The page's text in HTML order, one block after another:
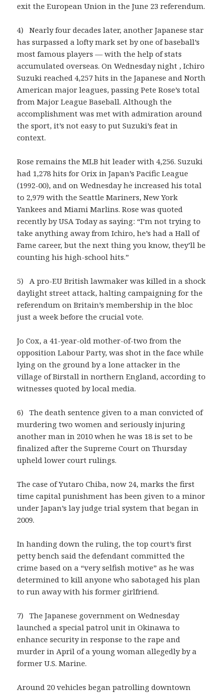
exit the European Union in the June 23 referendum.
4) Nearly four decades later, another Japanese star
has surpassed a lofty mark set by one of baseball’s
most famous players — with the help of stats
accumulated overseas. On Wednesday night , Ichiro
Suzuki reached 4,257 hits in the Japanese and North
American major leagues, passing Pete Rose’s total
from Major League Baseball. Although the
accomplishment was met with admiration around
the sport, it’s not easy to put Suzuki’s feat in
context.
Rose remains the MLB hit leader with 4,256. Suzuki
had 1,278 hits for Orix in Japan’s Pacific League
(1992-00), and on Wednesday he increased his total
to 2,979 with the Seattle Mariners, New York
Yankees and Miami Marlins. Rose was quoted
recently by USA Today as saying: “I’m not trying to
take anything away from Ichiro, he’s had a Hall of
Fame career, but the next thing you know, they’ll be
counting his high-school hits.”
5) A pro-EU British lawmaker was killed in a shock
daylight street attack, halting campaigning for the
referendum on Britain’s membership in the bloc
just a week before the crucial vote.
Jo Cox, a 41-year-old mother-of-two from the
opposition Labour Party, was shot in the face while
lying on the ground by a lone attacker in the
village of Birstall in northern England, according to
witnesses quoted by local media.
6) The death sentence given to a man convicted of
murdering two women and seriously injuring
another man in 2010 when he was 18 is set to be
finalized after the Supreme Court on Thursday
upheld lower court rulings.
The case of Yutaro Chiba, now 24, marks the first
time capital punishment has been given to a minor
under Japan’s lay judge trial system that began in
2009.
In handing down the ruling, the top court’s first
petty bench said the defendant committed the
crime based on a “very selfish motive” as he was
determined to kill anyone who sabotaged his plan
to run away with his former girlfriend.
7) The Japanese government on Wednesday
launched a special patrol unit in Okinawa to
enhance security in response to the rape and
murder in April of a young woman allegedly by a
former U.S. Marine.
Around 20 vehicles began patrolling downtown